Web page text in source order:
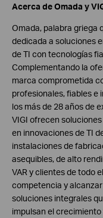
Acerca de Omada y
Omada, palabra griega
dedicada a soluciones
de TI con tecnologías
Complementando la
marca comprometida
profesionales, fiables e
los más de 28 años de
VIGI ofrecen
en innovaciones de TI
instalaciones de
asequibles, de alto
VAR y clientes de todo
competencia y
soluciones integrales
impulsan el